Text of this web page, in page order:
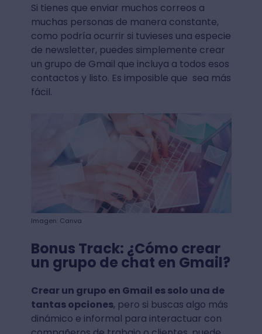
Si tienes que enviar muchos correos a
muchas personas de manera constante,
como podría ocurrir si tuvieses una especie
de newsletter, puedes simplemente crear
un grupo de Gmail que incluya a todos esos
contactos y listo. Es imposible que sea más
fácil.
Imagen: Canva
Bonus Track: ¿Cómo crear
un grupo de chat en Gmail?
Crear un grupo en Gmail es solo una de
tantas opciones, pero si buscas algo más
dinámico e informal para interactuar con